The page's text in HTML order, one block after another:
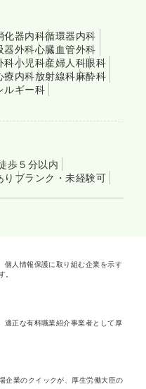
化器内科循環器内科
器外科心臓血管外科
科小児科産婦人科眼科
療内科放射線科麻酔科
ルギー科
歩５分以内
り ブランク・未経験可
人情報保護に取り組む企業を示す
。
正な有料職業紹介事業者として厚
企業のクイックが、厚生労働大臣の